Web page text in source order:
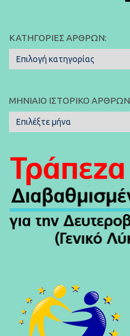
ΚΑΤΗΓΟΡΊΕΣ ΆΡΘΡΩΝ:
Κατηγορίες
Άρθρων:
ΜΗΝΙΑΊΟ ΙΣΤΟΡΙΚΌ ΆΡΘΡΩΝ
Μηνιαίο
Ιστορικό